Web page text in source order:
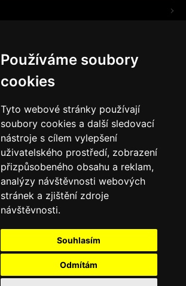
Používáme soubory
cookies
Tyto webové stránky používají
soubory cookies a další sledovací
nástroje s cílem vylepšení
uživatelského prostředí, zobrazení
přizpůsobeného obsahu a reklam,
analýzy návštěvnosti webových
stránek a zjištění zdroje
návštěvnosti.
Souhlasím
Odmítám